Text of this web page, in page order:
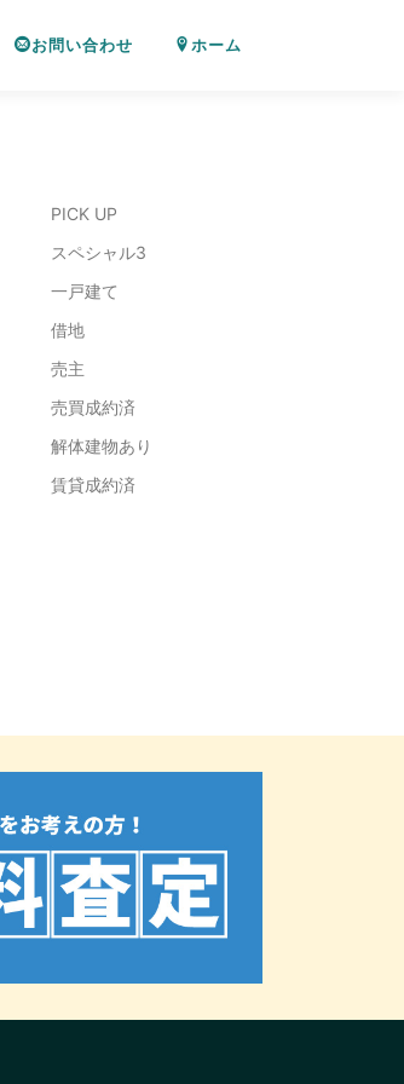
お問い合わせ ホーム
PICK UP
スペシャル3
一戸建て
借地
売主
売買成約済
解体建物あり
賃貸成約済